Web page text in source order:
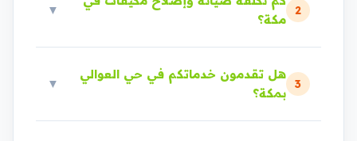
2
مكة؟
▼
3
هل تقدمون خدماتكم في حي العوالي
بمكة؟
▼